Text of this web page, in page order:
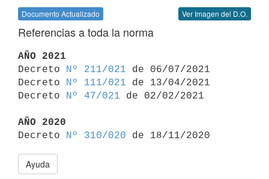
Documento Actualizado Ver Imagen del D.O.
Referencias a toda la norma
AÑO 2021
Decreto
Nº 211/021 de 06/07/2021
Decreto
Nº 111/021 de 13/04/2021
Decreto
Nº 47/021 de 02/02/2021
AÑO 2020
Decreto
Nº 310/020
Ayuda